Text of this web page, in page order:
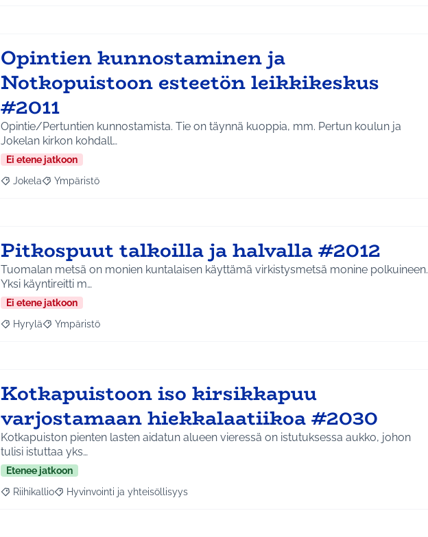
Opintien kunnostaminen ja
Notkopuistoon esteetön leikkikeskus
#2011
Opintie/Pertuntien kunnostamista. Tie on täynnä kuoppia, mm. Pertun koulun ja
Jokelan kirkon kohdall…
Ei etene jatkoon
Rajaa tulokset aihepiirin mukaan: Jokela
Jokela Rajaa tulokset teeman mukaan: Ympäristö
Ympäristö
Pitkospuut talkoilla ja halvalla #2012
Tuomalan metsä on monien kuntalaisen käyttämä virkistysmetsä monine polkuineen.
Yksi käyntireitti m…
Ei etene jatkoon
Rajaa tulokset aihepiirin mukaan: Hyrylä
Hyrylä Rajaa tulokset teeman mukaan: Ympäristö
Ympäristö
Kotkapuistoon iso kirsikkapuu
varjostamaan hiekkalaatiikoa #2030
Kotkapuiston pienten lasten aidatun alueen vieressä on istutuksessa aukko, johon
tulisi istuttaa yks…
Etenee jatkoon
Rajaa tulokset aihepiirin mukaan: Riihikallio
Riihikallio Rajaa tulokset teeman mukaan: Hyvinvointi ja yhteisöllisyys
Hyvinvointi ja yhteisöllisyys